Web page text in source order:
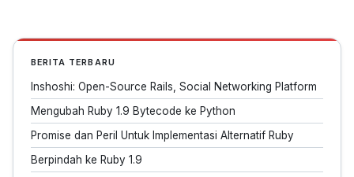
BERITA TERBARU
Inshoshi: Open-Source Rails, Social Networking Platform
Mengubah Ruby 1.9 Bytecode ke Python
Promise dan Peril Untuk Implementasi Alternatif Ruby
Berpindah ke Ruby 1.9